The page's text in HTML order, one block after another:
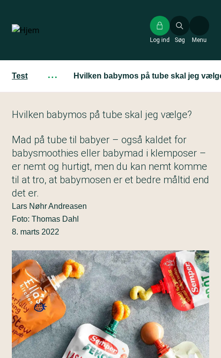
hovedindhold
Søg
Log ind Menu
Test ··· Hvilken babymos på tube skal jeg
Hvilken babymos på tube skal jeg vælge?
Mad på tube til babyer – også kaldet for
babysmoothies eller babymad i klemposer –
er nemt og hurtigt, men du kan nemt komme
til at tro, at babymosen er et bedre måltid end
det er.
Lars Nøhr Andreasen
Foto: Thomas Dahl
8. marts 2022